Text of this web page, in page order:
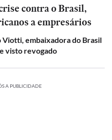
contra o Brasil,
a empresários
embaixadora do Brasil
visto revogado
A PUBLICIDADE